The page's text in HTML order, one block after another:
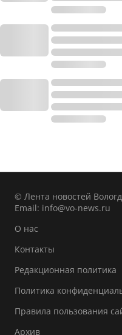
© Лента новостей
Email: info@vo-news.ru
О нас
Контакты
Редакционная политика
Политика
Правила пользования
Архив